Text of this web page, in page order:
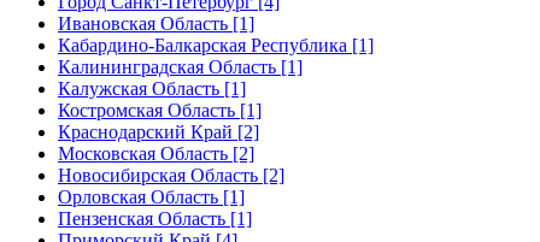
Ивановская Область [1]
Кабардино-Балкарская Республика [1]
Калининградская Область [1]
Калужская Область [1]
Костромская Область [1]
Краснодарский Край [2]
Московская Область [2]
Новосибирская Область [2]
Орловская Область [1]
Пензенская Область [1]